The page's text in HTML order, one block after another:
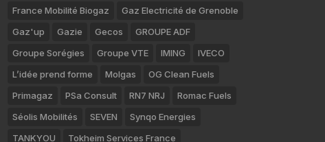
France Mobilité Biogaz
Gaz Electricité de Grenoble
Gaz'up
Gazie Gecos
GROUPE ADF
Groupe Sorégies
Groupe VTE IMING
IVECO
L’idée prend forme
Molgas
OG Clean Fuels
Primagaz
PSa Consult RN7 NRJ
Romac Fuels
Séolis Mobilités
SEVEN
Synqo Energies
TANKYOU
Tokheim Services France